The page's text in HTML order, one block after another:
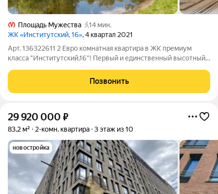
Площадь Мужества
14 мин.
ЖК «Институтский, 16», 4 квартал 2021
Арт. 136322611 2 Евро комнатная квартира в ЖК премиум
класса "Институтский,16"! Первый и единственный высотный
пруда! Кому подойдет: - Тем, кто всегда мечтал жить в
уникальном доме с узнаваемым
Позвонить
29 920 000 ₽
83,2 м² 2-комн. квартира 3 этаж из 10
новостройка